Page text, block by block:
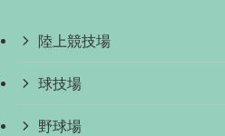
陸上競技場
球技場
野球場